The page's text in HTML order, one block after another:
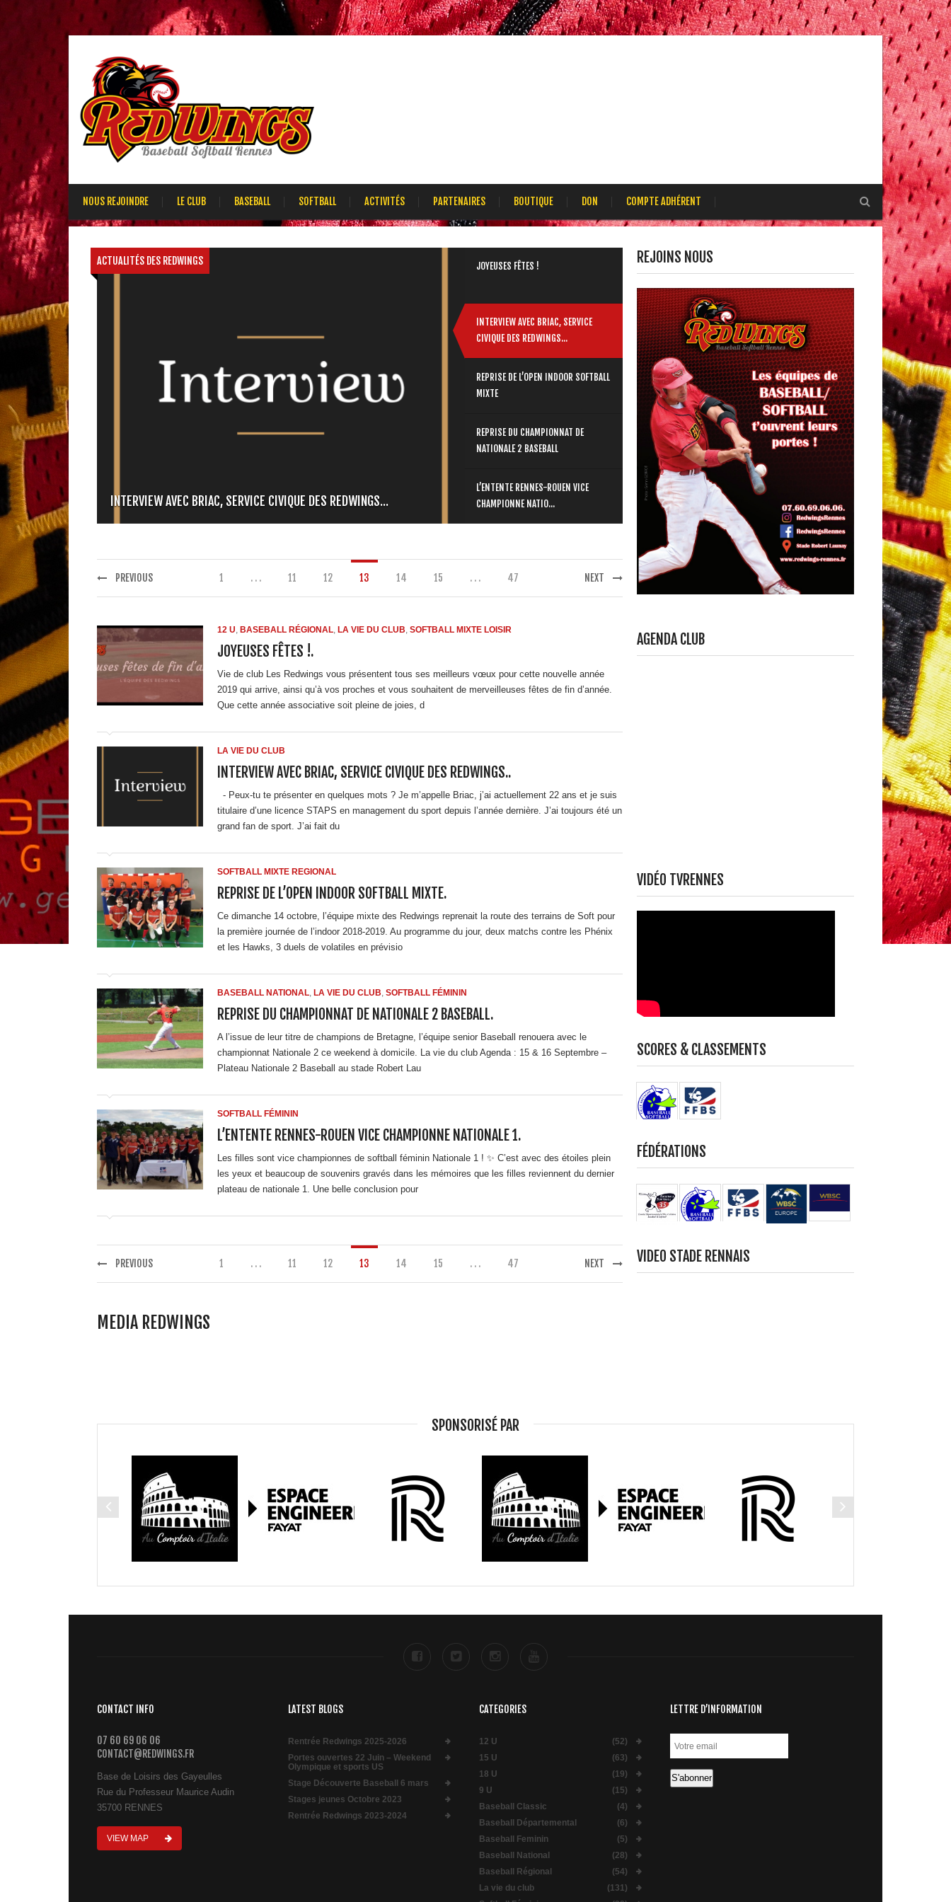
NOUS REJOINDRE LE CLUB BASEBALL SOFTBALL ACTIVITÉS PARTENAIRES BOUTIQUE DON COMPTE ADHÉRENT
ACTUALITÉS DES REDWINGS
INTERVIEW AVEC BRIAC, SERVICE CIVIQUE DES REDWINGS...
JOYEUSES FÊTES !
INTERVIEW AVEC BRIAC, SERVICE
CIVIQUE DES REDWINGS...
REPRISE DE L’OPEN INDOOR SOFTBALL
MIXTE
REPRISE DU CHAMPIONNAT DE
NATIONALE 2 BASEBALL
L’ENTENTE RENNES-ROUEN VICE
CHAMPIONNE NATIO...
PREVIOUS 1 . . . 11 12 13 14 15 . . . 47 NEXT
12 U, BASEBALL RÉGIONAL, LA VIE DU CLUB, SOFTBALL MIXTE LOISIR
JOYEUSES FÊTES !.
Vie de club Les Redwings vous présentent tous ses meilleurs vœux pour cette nouvelle année
2019 qui arrive, ainsi qu’à vos proches et vous souhaitent de merveilleuses fêtes de fin d’année.
Que cette année associative soit pleine de joies, d
LA VIE DU CLUB
INTERVIEW AVEC BRIAC, SERVICE CIVIQUE DES REDWINGS..
- Peux-tu te présenter en quelques mots ? Je m’appelle Briac, j’ai actuellement 22 ans et je suis
titulaire d’une licence STAPS en management du sport depuis l’année dernière. J’ai toujours été un
grand fan de sport. J’ai fait du
SOFTBALL MIXTE REGIONAL
REPRISE DE L’OPEN INDOOR SOFTBALL MIXTE.
Ce dimanche 14 octobre, l’équipe mixte des Redwings reprenait la route des terrains de Soft pour
la première journée de l’indoor 2018-2019. Au programme du jour, deux matchs contre les Phénix
et les Hawks, 3 duels de volatiles en prévisio
BASEBALL NATIONAL, LA VIE DU CLUB, SOFTBALL FÉMININ
REPRISE DU CHAMPIONNAT DE NATIONALE 2 BASEBALL.
A l’issue de leur titre de champions de Bretagne, l’équipe senior Baseball renouera avec le
championnat Nationale 2 ce weekend à domicile. La vie du club Agenda : 15 & 16 Septembre –
Plateau Nationale 2 Baseball au stade Robert Lau
SOFTBALL FÉMININ
L’ENTENTE RENNES-ROUEN VICE CHAMPIONNE NATIONALE 1.
Les filles sont vice championnes de softball féminin Nationale 1 ! ✨ C’est avec des étoiles plein
les yeux et beaucoup de souvenirs gravés dans les mémoires que les filles reviennent du dernier
plateau de nationale 1. Une belle conclusion pour
PREVIOUS 1 . . . 11 12 13 14 15 . . . 47 NEXT
MEDIA REDWINGS
REJOINS NOUS
AGENDA CLUB
VIDÉO TVRENNES
SCORES & CLASSEMENTS
FÉDÉRATIONS
VIDEO STADE RENNAIS
SPONSORISÉ PAR
CONTACT INFO
07 60 69 06 06
CONTACT@REDWINGS.FR
Base de Loisirs des Gayeulles
Rue du Professeur Maurice Audin
35700 RENNES
VIEW MAP
LATEST BLOGS
Rentrée Redwings 2025-2026
Portes ouvertes 22 Juin – Weekend
Olympique et sports US
Stage Découverte Baseball 6 mars
Stages jeunes Octobre 2023
Rentrée Redwings 2023-2024
CATEGORIES
12 U
(52)
15 U
(63)
18 U
(19)
9 U
(15)
Baseball Classic
(4)
Baseball Départemental
(6)
Baseball Feminin
(5)
Baseball National
(28)
Baseball Régional
(54)
La vie du club
(131)
LETTRE D’INFORMATION